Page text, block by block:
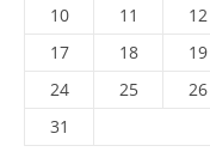
10
11 12
17
18 19
24
25 26
31